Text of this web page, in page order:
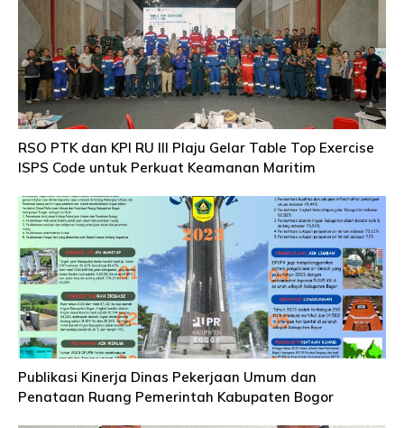
RSO PTK dan KPI RU III Plaju Gelar Table Top Exercise
ISPS Code untuk Perkuat Keamanan Maritim
Publikasi Kinerja Dinas Pekerjaan Umum dan
Penataan Ruang Pemerintah Kabupaten Bogor